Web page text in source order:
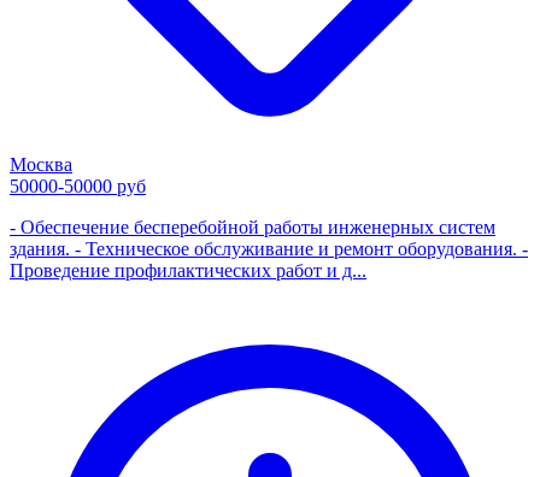
Москва
50000-50000 руб
- Обеспечение бесперебойной работы инженерных систем
здания. - Техническое обслуживание и ремонт оборудования. -
Проведение профилактических работ и д...